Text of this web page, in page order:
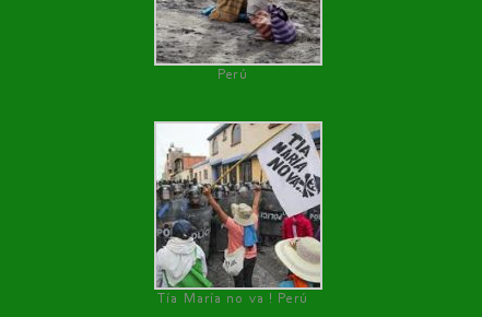
Perú
Tía María no va ! Perú